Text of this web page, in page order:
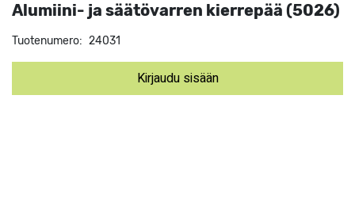
Alumiini- ja säätövarren kierrepää (5026)
Tuotenumero: 24031
Kirjaudu sisään